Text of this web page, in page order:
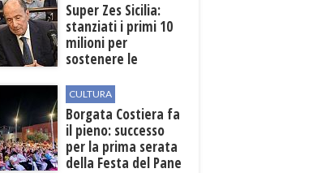
Super Zes Sicilia:
stanziati i primi 10
milioni per
sostenere le
CULTURA
​Borgata Costiera fa
il pieno: successo
per la prima serata
della Festa del Pane